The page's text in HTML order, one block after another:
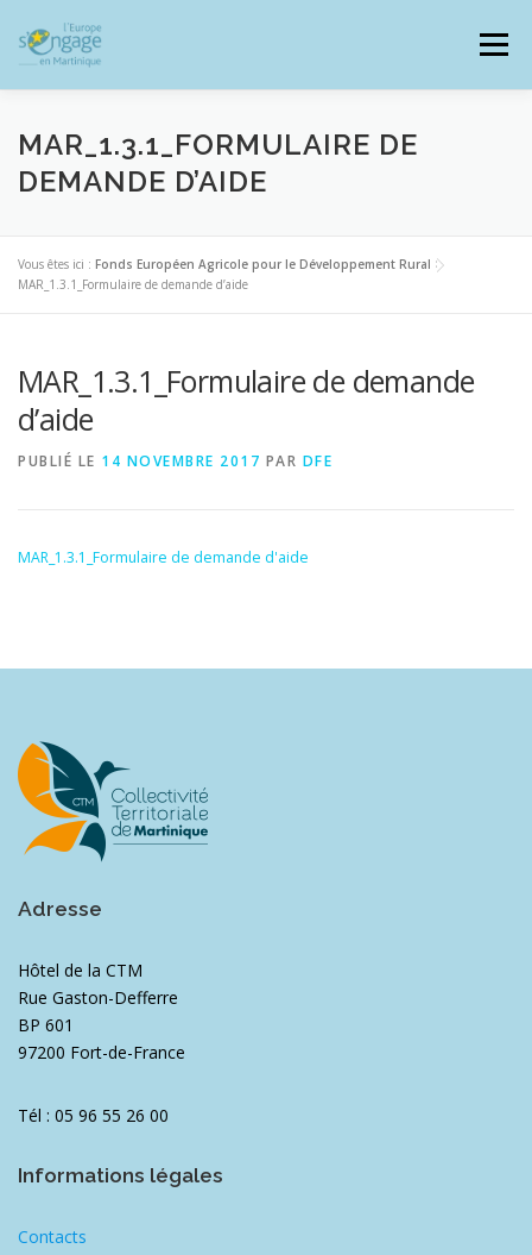
contenu
Menu
RESSOURCES DOCUMENTAIRES
MAR_1.3.1_FORMULAIRE DE
DEMANDE D’AIDE
Vous êtes ici : Fonds Européen Agricole pour le Développement Rural >
MAR_1.3.1_Formulaire de demande d’aide
MAR_1.3.1_Formulaire de demande
d’aide
PUBLIÉ LE 14 NOVEMBRE 2017 PAR DFE
MAR_1.3.1_Formulaire de demande d'aide
Adresse
Hôtel de la CTM
Rue Gaston-Defferre
BP 601
97200 Fort-de-France
Tél : 05 96 55 26 00
Informations légales
Contacts